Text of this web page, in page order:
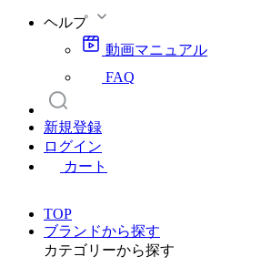
ヘルプ
動画マニュアル
FAQ
新規登録
ログイン
カート
TOP
ブランドから探す
カテゴリーから探す